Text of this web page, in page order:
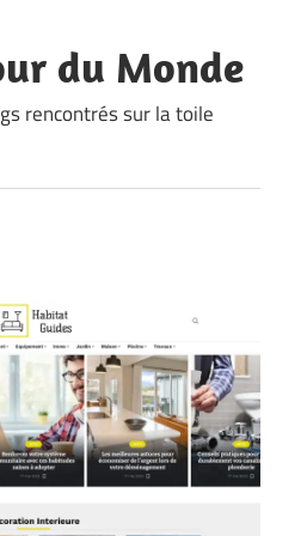
du Monde
rencontrés sur la toile